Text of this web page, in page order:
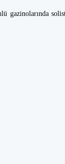
gazinolarında